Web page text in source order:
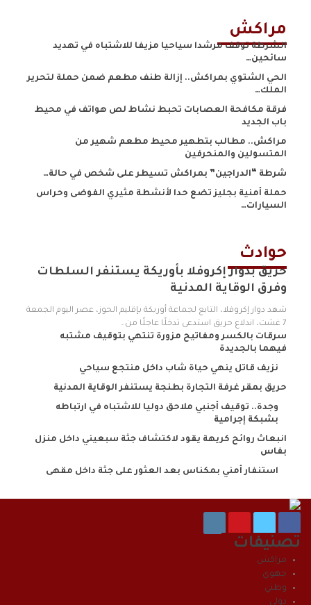
مراكش
الشرطة توقف مرشدا سياحيا مزيفا للاشتباه في تهديد
سائحين…
الحي الشتوي بمراكش.. إزالة طنف مطعم ضمن حملة لتحرير
الملك…
فرقة مكافحة العصابات تحبط نشاط لص هواتف في محيط
باب الجديد
مراكش.. مطالب بتطهير محيط مطعم شهير من
المتسولين والمنحرفين
شرطة “الدراجين” بمراكش تسيطر على شخص في حالة…
حملة أمنية بجليز تضع حدا لأنشطة مثيري الفوضى وحراس
السيارات…
حوادث
حريق بدوار إكروفلا بأوريكة يستنفر السلطات
وفرق الوقاية المدنية
شهد دوار إكروفلا، التابع لجماعة أوريكة بإقليم الحوز، عصر اليوم الجمعة
7 غشت، اندلاع حريق استدعى تدخلًا عاجلًا من…
سرقات بالكسر ومفاتيح مزورة تنتهي بتوقيف مشتبه
فيهما بالجديدة
نزيف قاتل ينهي حياة شاب داخل منتجع سياحي
حريق بمقر غرفة التجارة بطنجة يستنفر الوقاية المدنية
وجدة.. توقيف أجنبي ملاحق دوليا للاشتباه في ارتباطه
بشبكة إجرامية
انبعاث روائح كريهة يقود لاكتشاف جثة سبعيني داخل منزل
بفاس
استنفار أمني بمكناس بعد العثور على جثة داخل مقهى
تصنيفات
مراكش
جهوي
وطني
دولي